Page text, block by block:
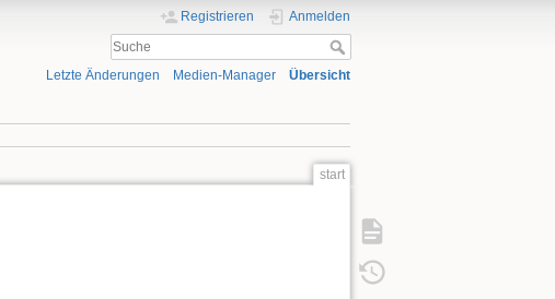
Registrieren Anmelden
Letzte Änderungen Medien-Manager Übersicht
start